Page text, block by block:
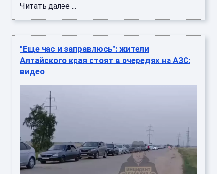
Читать далее ...
"Еще час и заправлюсь": жители
Алтайского края стоят в очередях на АЗС:
видео